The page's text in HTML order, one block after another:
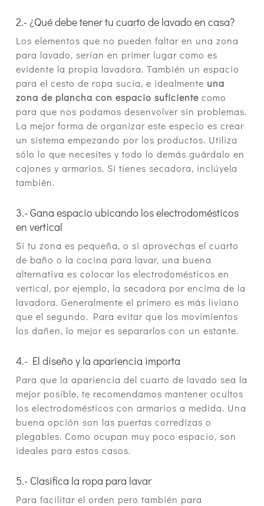
2.- ¿Qué debe tener tu cuarto de lavado en casa?
Los elementos que no pueden faltar en una zona
para lavado, serían en primer lugar como es
evidente la propia lavadora. También un espacio
para el cesto de ropa sucia, e idealmente una
zona de plancha con espacio suficiente como
para que nos podamos desenvolver sin problemas.
La mejor forma de organizar este especio es crear
un sistema empezando por los productos. Utiliza
sólo lo que necesites y todo lo demás guárdalo en
cajones y armarios. Si tienes secadora, inclúyela
también.
3.- Gana espacio ubicando los electrodomésticos
en vertical
Si tu zona es pequeña, o si aprovechas el cuarto
de baño o la cocina para lavar, una buena
alternativa es colocar los electrodomésticos en
vertical, por ejemplo, la secadora por encima de la
lavadora. Generalmente el primero es más liviano
que el segundo. Para evitar que los movimientos
los dañen, lo mejor es separarlos con un estante.
4.- El diseño y la apariencia importa
Para que la apariencia del cuarto de lavado sea la
mejor posible, te recomendamos mantener ocultos
los electrodomésticos con armarios a medida. Una
buena opción son las puertas corredizas o
plegables. Como ocupan muy poco espacio, son
ideales para estos casos.
5.- Clasifica la ropa para lavar
Para facilitar el orden pero también para